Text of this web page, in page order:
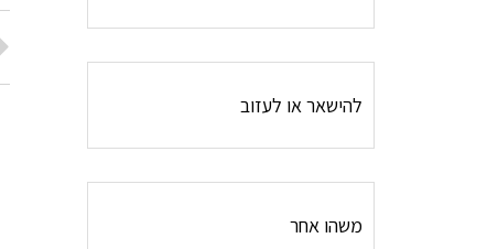
להישאר או לעזוב
משהו אחר